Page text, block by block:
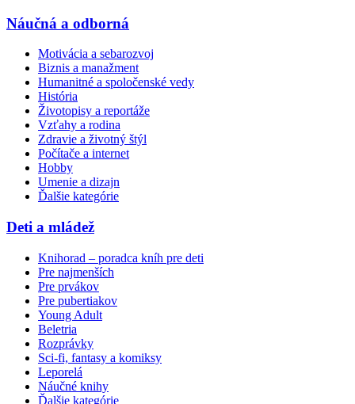
Náučná a odborná
Motivácia a sebarozvoj
Biznis a manažment
Humanitné a spoločenské vedy
História
Životopisy a reportáže
Vzťahy a rodina
Zdravie a životný štýl
Počítače a internet
Hobby
Umenie a dizajn
Ďalšie kategórie
Deti a mládež
Knihorad – poradca kníh pre deti
Pre najmenších
Pre prvákov
Pre pubertiakov
Young Adult
Beletria
Rozprávky
Sci-fi, fantasy a komiksy
Leporelá
Náučné knihy
Ďalšie kategórie